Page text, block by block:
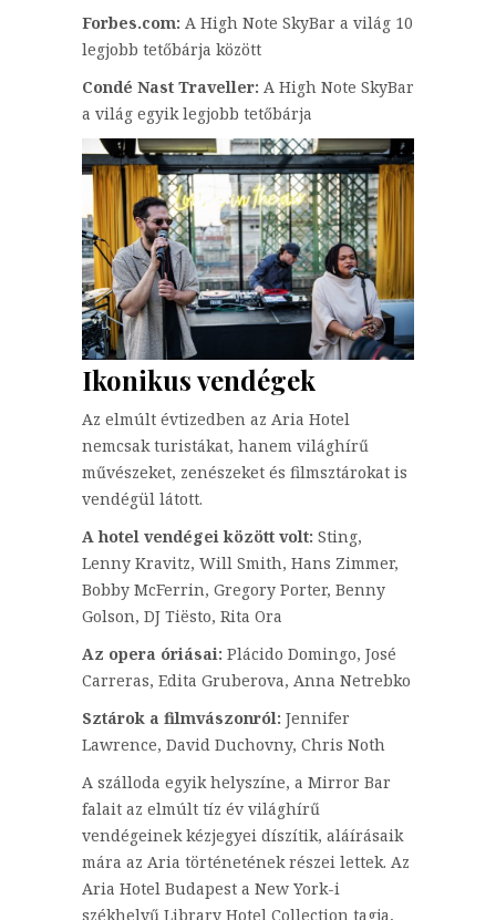
Forbes.com: A High Note SkyBar a világ 10
legjobb tetőbárja között
Condé Nast Traveller: A High Note SkyBar
a világ egyik legjobb tetőbárja
Ikonikus vendégek
Az elmúlt évtizedben az Aria Hotel
nemcsak turistákat, hanem világhírű
művészeket, zenészeket és filmsztárokat is
vendégül látott.
A hotel vendégei között volt: Sting,
Lenny Kravitz, Will Smith, Hans Zimmer,
Bobby McFerrin, Gregory Porter, Benny
Golson, DJ Tiësto, Rita Ora
Az opera óriásai: Plácido Domingo, José
Carreras, Edita Gruberova, Anna Netrebko
Sztárok a filmvászonról: Jennifer
Lawrence, David Duchovny, Chris Noth
A szálloda egyik helyszíne, a Mirror Bar
falait az elmúlt tíz év világhírű
vendégeinek kézjegyei díszítik, aláírásaik
mára az Aria történetének részei lettek. Az
Aria Hotel Budapest a New York-i
székhelyű Library Hotel Collection tagja,